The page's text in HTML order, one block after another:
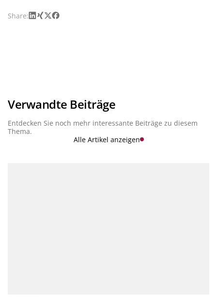
Share:LinkedIn
Xing
X Facebook
Verwandte Beiträge
Entdecken Sie noch mehr interessante Beiträge zu diesem
Thema.
Alle Artikel anzeigen